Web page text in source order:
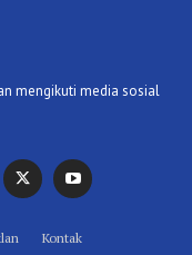
mengikuti media sosial
Kontak